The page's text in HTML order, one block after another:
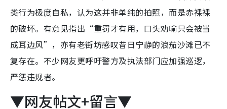
类行为极度自私，认为这并非单纯的拍照，而是赤裸裸
的破坏。有意见指出“重罚才有用，口头劝喻只会被当
成耳边风”，亦有老街坊感叹昔日宁静的浪茄沙滩已不
复存在。不少网友更呼吁警方及执法部门应加强巡逻，
严惩违规者。
▼网友帖文+留言▼